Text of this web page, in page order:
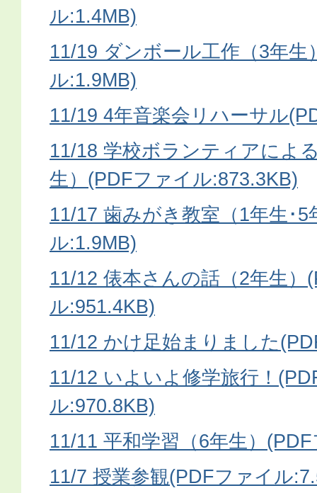
ル:1.4MB)
11/19 ダンボール工作（3年生
ル:1.9MB)
11/19 4年音楽会リハーサル
11/18 学校ボランティアによ
生）(PDFファイル:873.3KB)
11/17 歯みがき教室（1年生･
ル:1.9MB)
11/12 俵本さんの話（2年生）
ル:951.4KB)
11/12 かけ足始まりました
11/12 いよいよ修学旅行！
ル:970.8KB)
11/11 平和学習（6年生）
11/7 授業参観(PDFファイル